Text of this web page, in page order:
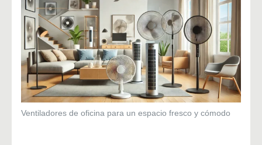
Ventiladores de oficina para un espacio fresco y cómodo